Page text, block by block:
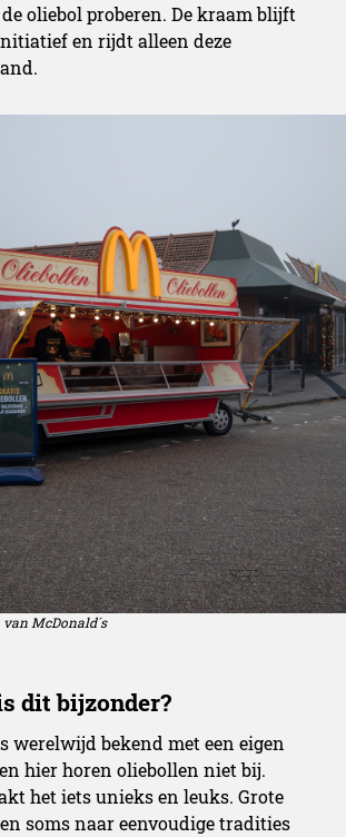
wintertraditie
oliebol proberen. De kraam blijft
en rijdt alleen deze
McDonald´s
werelwijd bekend met een eigen
hier horen oliebollen niet bij.
het iets unieks en leuks. Grote
soms naar eenvoudige tradities